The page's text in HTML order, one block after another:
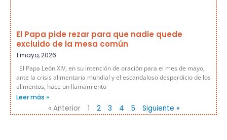
El Papa pide rezar para que nadie quede
excluido de la mesa común
1 mayo, 2026
El Papa León XIV, en su intención de oración para el mes de mayo,
ante la crisis alimentaria mundial y el escandaloso desperdicio de los
alimentos, hace un llamamiento
Leer más »
« Anterior 1 2 3 4 5 Siguiente »